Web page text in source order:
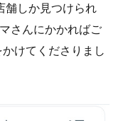
舗しか見つけられ
さんにかかればご
かけてくださりまし